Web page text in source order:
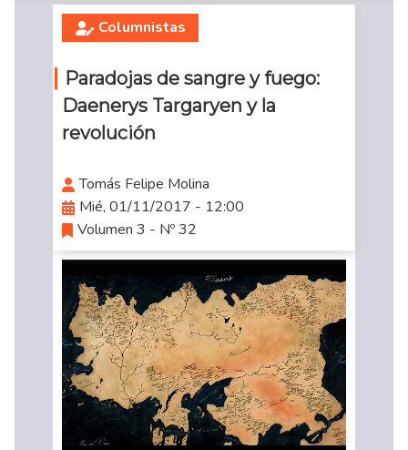
Columnistas
Paradojas de sangre y fuego:
Daenerys Targaryen y la
revolución
Tomás Felipe Molina
Mié, 01/11/2017 - 12:00
Volumen 3 - Nº 32